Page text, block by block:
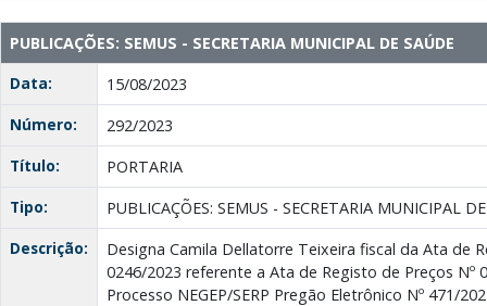
PUBLICAÇÕES: SEMUS - SECRETARIA MUNICIPAL DE SAÚDE
Data:
15/08/2023
Número:
292/2023
Título:
PORTARIA
Tipo:
PUBLICAÇÕES: SEMUS - SECRETARIA MUNICIPAL
Descrição:
Designa Camila Dellatorre Teixeira fiscal da Ata de
0246/2023 referente a Ata de Registo de Preços Nº
Processo NEGEP/SERP Pregão Eletrônico Nº 471/